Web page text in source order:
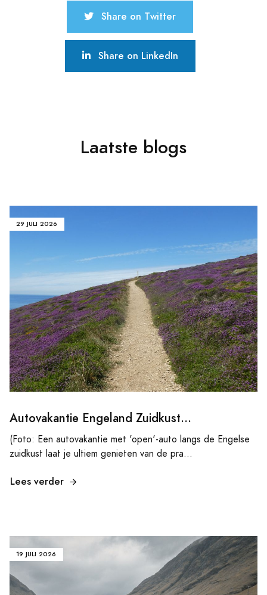
Share on Twitter
Share on LinkedIn
Laatste blogs
29 JULI 2026
Autovakantie Engeland Zuidkust...
(Foto: Een autovakantie met 'open'-auto langs de Engelse
zuidkust laat je ultiem genieten van de pra...
Lees verder
19 JULI 2026